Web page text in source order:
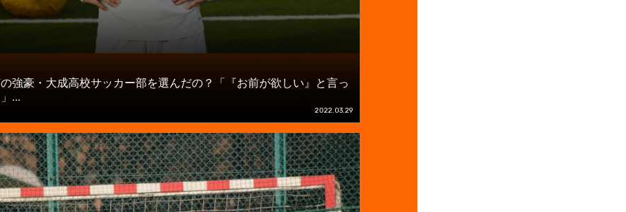
強豪・大成高校サッカー部を選んだの？「『お前が欲しい』と言っ
...
2022.03.29